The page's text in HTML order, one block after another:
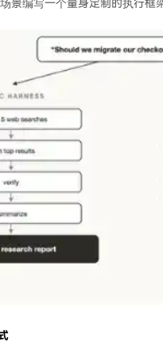
景编写一个量身定制的执行框